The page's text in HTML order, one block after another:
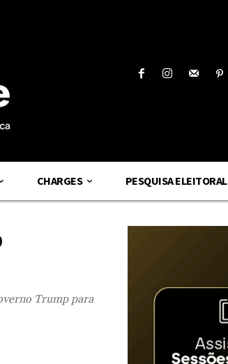
CHARGES PESQUISA ELEITORAL
Trump para